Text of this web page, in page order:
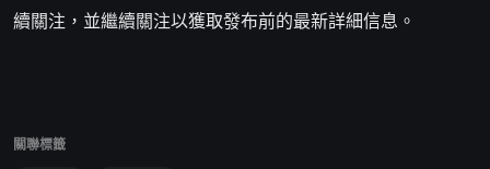
續關注，並繼續關注以獲取發布前的最新詳細信息。
關聯標籤